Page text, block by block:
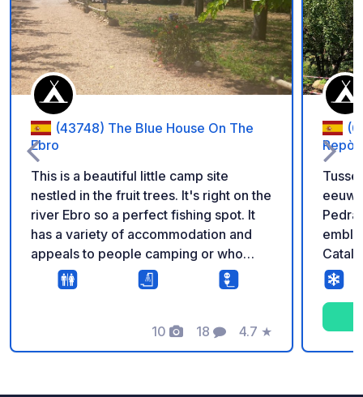
Voeg toe aan je
(43748) The Blue House On The
Ebro
This is a beautiful little camp site
nestled in the fruit trees. It's right on the
river Ebro so a perfect fishing spot. It
has a variety of accommodation and
appeals to people camping or who
have motor homes or caravans.
10
Foto's
18
Commentaren
4.7
Beoordeling
★
de